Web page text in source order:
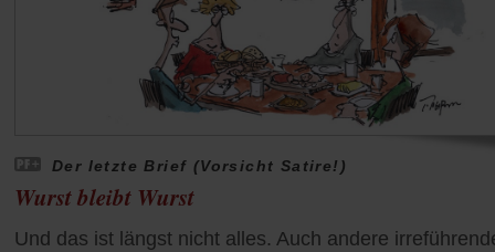
Der letzte Brief (Vorsicht Satire!)
Wurst bleibt Wurst
Und das ist längst nicht alles. Auch andere